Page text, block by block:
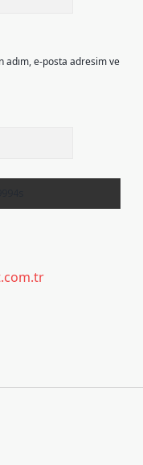
adım, e-posta adresim ve